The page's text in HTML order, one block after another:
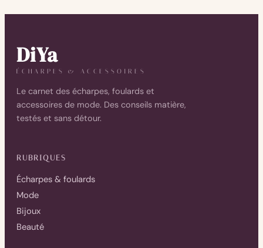
DiYa
ÉCHARPES & ACCESSOIRES
Le carnet des écharpes, foulards et
accessoires de mode. Des conseils matière,
testés et sans détour.
RUBRIQUES
Écharpes & foulards
Mode
Bijoux
Beauté